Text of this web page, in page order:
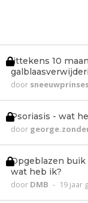
littekens 10
door
Psoriasis - wat
door
Opgeblazen
wat heb ik?
door DMB - 19 jaar